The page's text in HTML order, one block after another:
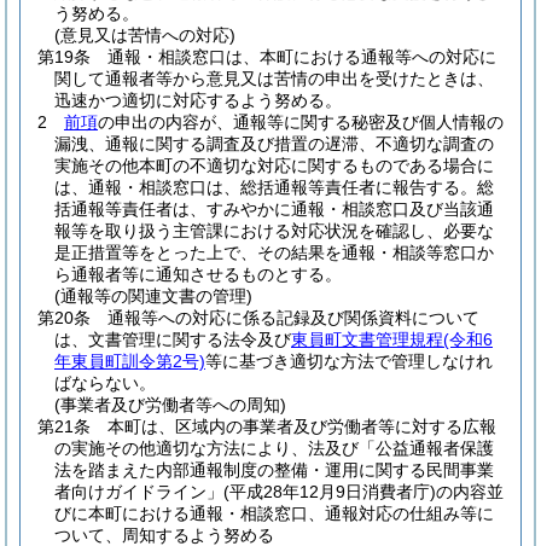
う努める。
(意見又は苦情への対応)
第19条
通報・相談窓口は、本町における通報等への対応に
関して通報者等から意見又は苦情の申出を受けたときは、
迅速かつ適切に対応するよう努める。
2
前項の申出の内容が、通報等に関する秘密及び個人情報の
漏洩、通報に関する調査及び措置の遅滞、不適切な調査の
実施その他本町の不適切な対応に関するものである場合に
は、通報・相談窓口は、総括通報等責任者に報告する。 総
括通報等責任者は、すみやかに通報・相談窓口及び当該通
報等を取り扱う主管課における対応状況を確認し、必要な
是正措置等をとった上で、その結果を通報・相談等窓口か
ら通報者等に通知させるものとする。
(通報等の関連文書の管理)
第20条
通報等への対応に係る記録及び関係資料について
は、文書管理に関する法令及び東員町文書管理規程(令和6
年東員町訓令第2号)等に基づき適切な方法で管理しなけれ
ばならない。
(事業者及び労働者等への周知)
第21条
本町は、区域内の事業者及び労働者等に対する広報
の実施その他適切な方法により、法及び「公益通報者保護
法を踏まえた内部通報制度の整備・運用に関する民間事業
者向けガイドライン」 (平成28年12月9日消費者庁)の内容並
びに本町における通報・相談窓口、通報対応の仕組み等に
ついて、周知するよう努める